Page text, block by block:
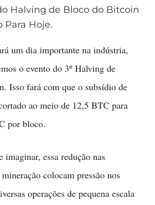
Halving de Bloco do Bitcoin
Para Hoje.
um dia importante na indústria,
o evento do 3º Halving de
Isso fará com que o subsídio de
ao meio de 12,5 BTC para
por bloco.
imaginar, essa redução nas
colocam pressão nos
operações de pequena escala